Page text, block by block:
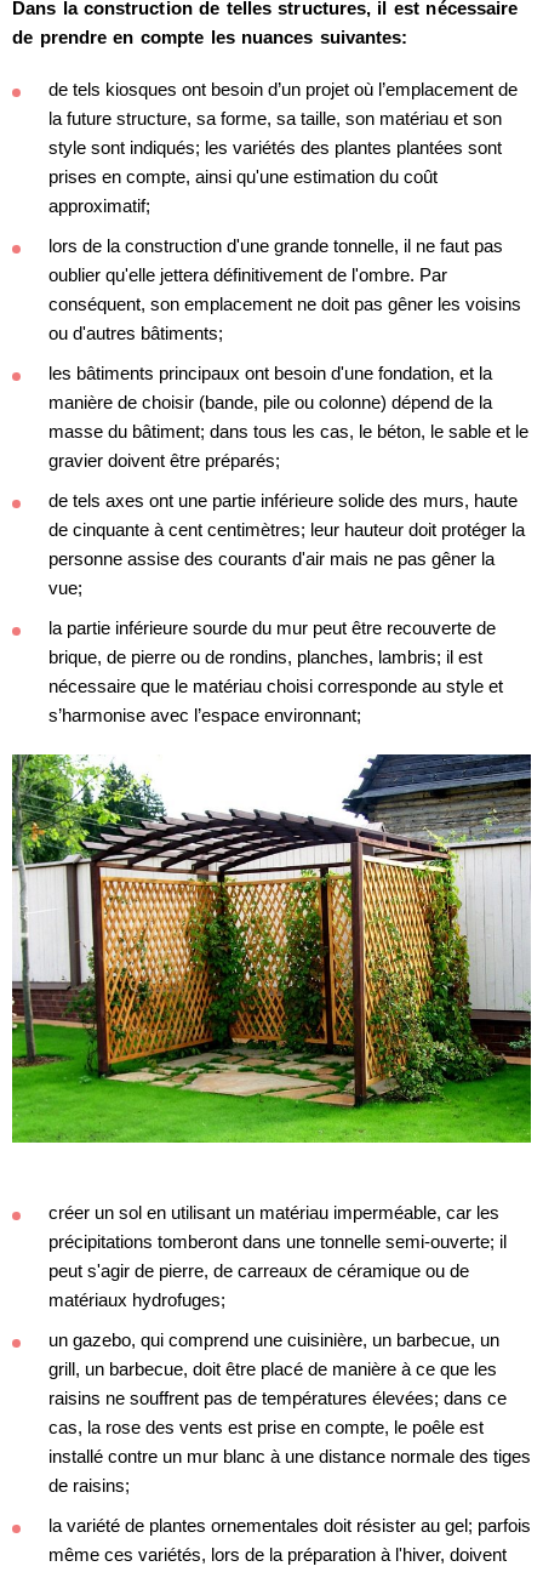
Dans la construction de telles structures, il est nécessaire
de prendre en compte les nuances suivantes:
de tels kiosques ont besoin d’un projet où l’emplacement de
la future structure, sa forme, sa taille, son matériau et son
style sont indiqués; les variétés des plantes plantées sont
prises en compte, ainsi qu'une estimation du coût
approximatif;
lors de la construction d'une grande tonnelle, il ne faut pas
oublier qu'elle jettera définitivement de l'ombre. Par
conséquent, son emplacement ne doit pas gêner les voisins
ou d'autres bâtiments;
les bâtiments principaux ont besoin d'une fondation, et la
manière de choisir (bande, pile ou colonne) dépend de la
masse du bâtiment; dans tous les cas, le béton, le sable et le
gravier doivent être préparés;
de tels axes ont une partie inférieure solide des murs, haute
de cinquante à cent centimètres; leur hauteur doit protéger la
personne assise des courants d'air mais ne pas gêner la
vue;
la partie inférieure sourde du mur peut être recouverte de
brique, de pierre ou de rondins, planches, lambris; il est
nécessaire que le matériau choisi corresponde au style et
s’harmonise avec l’espace environnant;
créer un sol en utilisant un matériau imperméable, car les
précipitations tomberont dans une tonnelle semi-ouverte; il
peut s'agir de pierre, de carreaux de céramique ou de
matériaux hydrofuges;
un gazebo, qui comprend une cuisinière, un barbecue, un
grill, un barbecue, doit être placé de manière à ce que les
raisins ne souffrent pas de températures élevées; dans ce
cas, la rose des vents est prise en compte, le poêle est
installé contre un mur blanc à une distance normale des tiges
de raisins;
la variété de plantes ornementales doit résister au gel; parfois
même ces variétés, lors de la préparation à l'hiver, doivent